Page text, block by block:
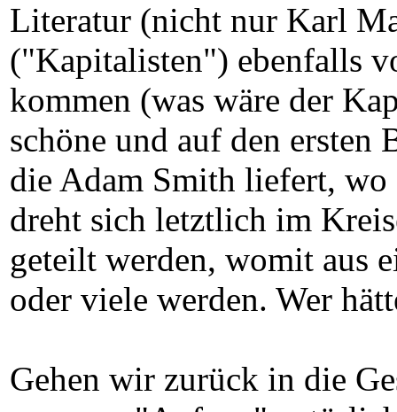
Literatur (nicht nur Karl
("Kapitalisten") ebenfalls
kommen (was wäre der
schöne und auf den
die Adam Smith liefert,
dreht sich letztlich im
geteilt werden, womit aus
oder viele werden. Wer
Gehen wir zurück in die